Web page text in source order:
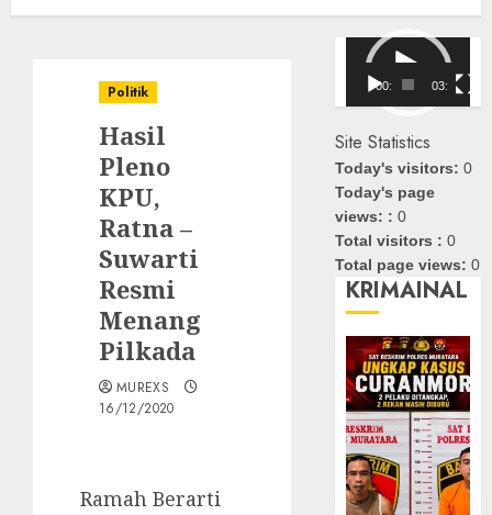
Politik
Hasil
Pleno
KPU,
Ratna –
Suwarti
Resmi
Menang
Pilkada
MUREXS
16/12/2020
Ramah Berarti
Pemutar
Video
00:00 03:08
Site Statistics
Today's visitors:0
Today's page
views: :0
Total visitors :0
Total page views:0
KRIMAINAL